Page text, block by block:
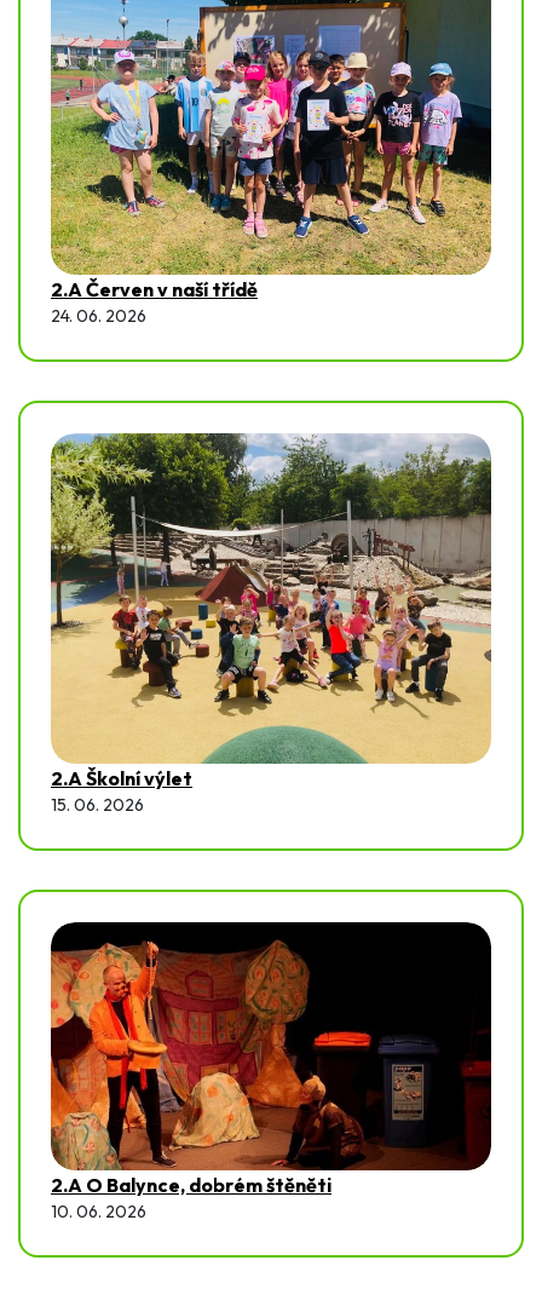
2.A Červen v naší třídě
24. 06. 2026
2.A Školní výlet
15. 06. 2026
2.A O Balynce, dobrém štěněti
10. 06. 2026